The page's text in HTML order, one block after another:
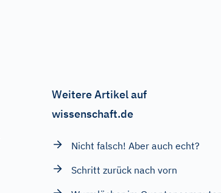
Weitere Artikel auf
wissenschaft.de
Nicht falsch! Aber auch echt?
Schritt zurück nach vorn